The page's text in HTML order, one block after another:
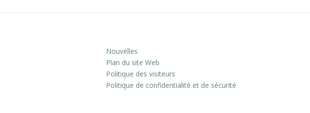
Nouvelles
Plan du site Web
Politique des visiteurs
Politique de confidentialité et de sécurité